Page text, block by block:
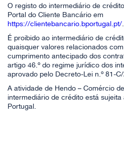
O registo do intermediário de
Portal do Cliente Bancário em
https://clientebancario.bportugal.pt/.
É proibido ao intermediário de
quaisquer valores relacionados
cumprimento antecipado dos
artigo 46.º do regime jurídico dos
aprovado pelo Decreto-Lei n.º 81-
A atividade de Hendo – Comércio
intermediário de crédito está
Portugal.